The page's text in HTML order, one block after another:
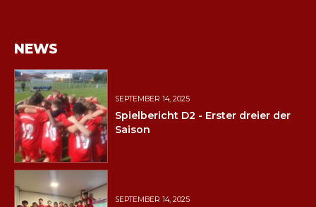
NEWS
SEPTEMBER 14, 2025
Spielbericht D2 - Erster dreier der
Saison
SEPTEMBER 14, 2025